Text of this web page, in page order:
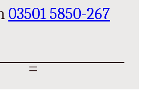
03501 5850-267